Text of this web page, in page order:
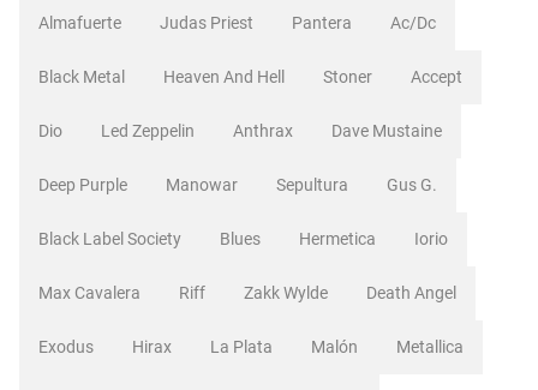
Almafuerte Judas Priest Pantera Ac/dc
Black Metal Heaven And Hell Stoner Accept
Dio Led Zeppelin Anthrax Dave Mustaine
Deep Purple Manowar Sepultura Gus G.
Black Label Society Blues Hermetica Iorio
Max Cavalera Riff Zakk Wylde Death Angel
Exodus Hirax La Plata Malón Metallica